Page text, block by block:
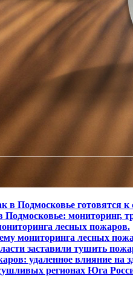
в Подмосковье готовятся к
мониторинг,
лесных пожаров.
мониторинга лесных
заставили тушить
удаленное влияние на
регионах Юга